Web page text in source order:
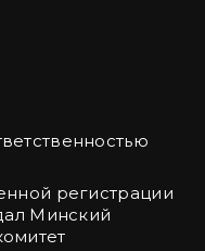
регистрации
Минский